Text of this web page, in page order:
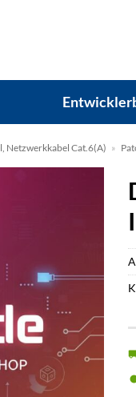
Netzwerkkabel Cat.6(A) »